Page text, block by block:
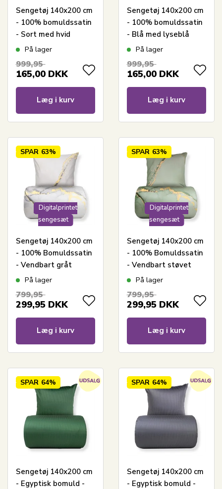
Sengetøj 140x200 cm
- 100% bomuldssatin
- Sort med hvid
pipingkant
På lager
999,95
165,00 DKK
Læg i kurv
Sengetøj 140x200 cm
- 100% bomuldssatin
- Blå med lyseblå
pipingkant
På lager
999,95
165,00 DKK
Læg i kurv
Digitalprintet
sengesæt
SPAR 63%
Sengetøj 140x200 cm
- 100% Bomuldssatin
- Vendbart gråt
marmoreret design
På lager
799,95
299,95 DKK
Læg i kurv
Digitalprintet
sengesæt
SPAR 63%
Sengetøj 140x200 cm
- 100% Bomuldssatin
- Vendbart støvet
grønt marmoreret
På lager
799,95
299,95 DKK
Læg i kurv
SPAR 64%
Sengetøj 140x200 cm
- Egyptisk bomuld -
SPAR 64%
Sengetøj 140x200 cm
- Egyptisk bomuld -